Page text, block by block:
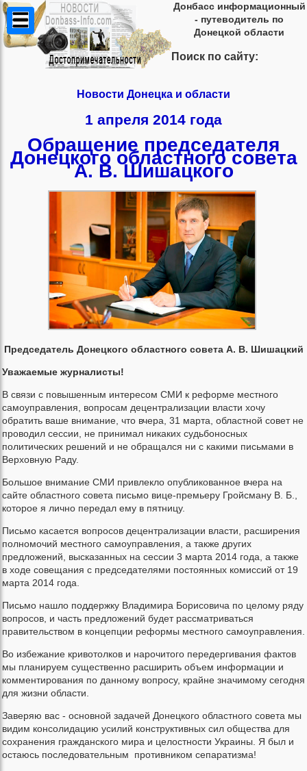
Донбасс информационный
- путеводитель по
Донецкой области
Поиск по сайту:
Новости Донецка и области
1 апреля 2014 года
Обращение председателя
Донецкого областного совета
А. В. Шишацкого
Председатель Донецкого областного совета А. В. Шишацкий
Уважаемые журналисты!
В связи с повышенным интересом СМИ к реформе местного
самоуправления, вопросам децентрализации власти хочу
обратить ваше внимание, что вчера, 31 марта, областной совет не
проводил сессии, не принимал никаких судьбоносных
политических решений и не обращался ни с какими письмами в
Верховную Раду.
Большое внимание СМИ привлекло опубликованное вчера на
сайте областного совета письмо вице-премьеру Гройсману В. Б.,
которое я лично передал ему в пятницу.
Письмо касается вопросов децентрализации власти, расширения
полномочий местного самоуправления, а также других
предложений, высказанных на сессии 3 марта 2014 года, а также
в ходе совещания с председателями постоянных комиссий от 19
марта 2014 года.
Письмо нашло поддержку Владимира Борисовича по целому ряду
вопросов, и часть предложений будет рассматриваться
правительством в концепции реформы местного самоуправления.
Во избежание кривотолков и нарочитого передергивания фактов
мы планируем существенно расширить объем информации и
комментирования по данному вопросу, крайне значимому сегодня
для жизни области.
Заверяю вас - основной задачей Донецкого областного совета мы
видим консолидацию усилий конструктивных сил общества для
сохранения гражданского мира и целостности Украины. Я был и
остаюсь последовательным противником сепаратизма!